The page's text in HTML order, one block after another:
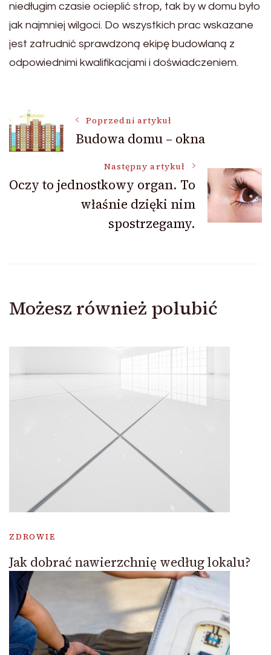
niedługim czasie ocieplić strop, tak by w domu było
jak najmniej wilgoci. Do wszystkich prac wskazane
jest zatrudnić sprawdzoną ekipę budowlaną z
odpowiednimi kwalifikacjami i doświadczeniem.
Nawigacja
wpisu
Poprzedni artykuł
Budowa domu – okna
Następny artykuł
Oczy to jednostkowy organ. To
właśnie dzięki nim
spostrzegamy.
Możesz również polubić
ZDROWIE
Jak dobrać nawierzchnię według lokalu?